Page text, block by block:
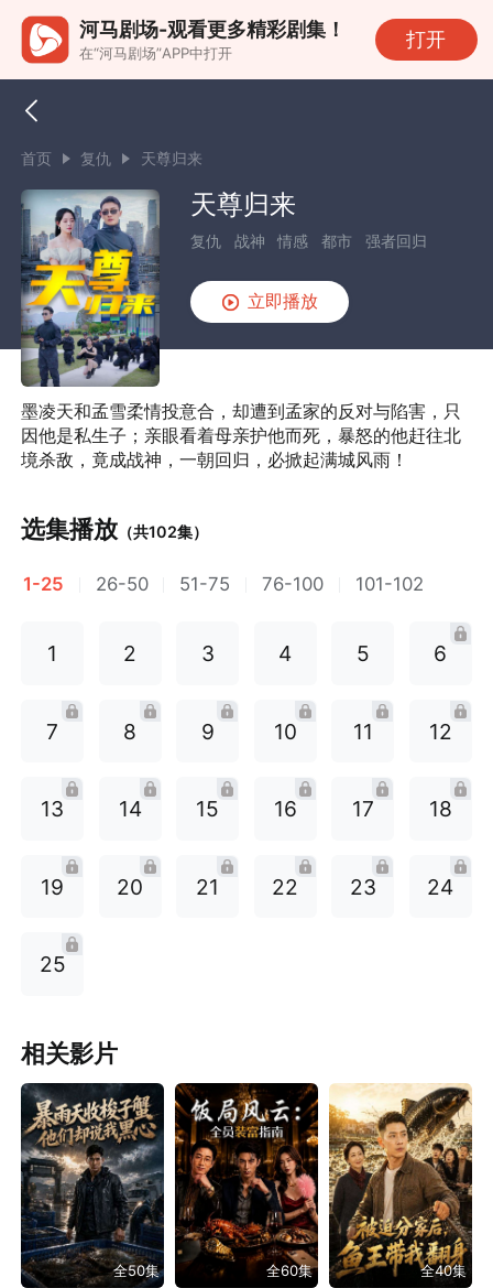
河马剧场-观看更多精彩剧集！
在“河马剧场”APP中打开
打开
首页 复仇 天尊归来
天尊归来
复仇 战神 情感 都市 强者回归
立即播放
墨凌天和孟雪柔情投意合，却遭到孟家的反对与陷害，只
因他是私生子；亲眼看着母亲护他而死，暴怒的他赶往北
境杀敌，竟成战神，一朝回归，必掀起满城风雨！
选集播放 （共102集）
1-25 26-50 51-75 76-100 101-102
1 2 3 4 5 6
7 8 9 10 11 12
13 14 15 16 17 18
19 20 21 22 23 24
25
相关影片
全50集 全60集 全40集